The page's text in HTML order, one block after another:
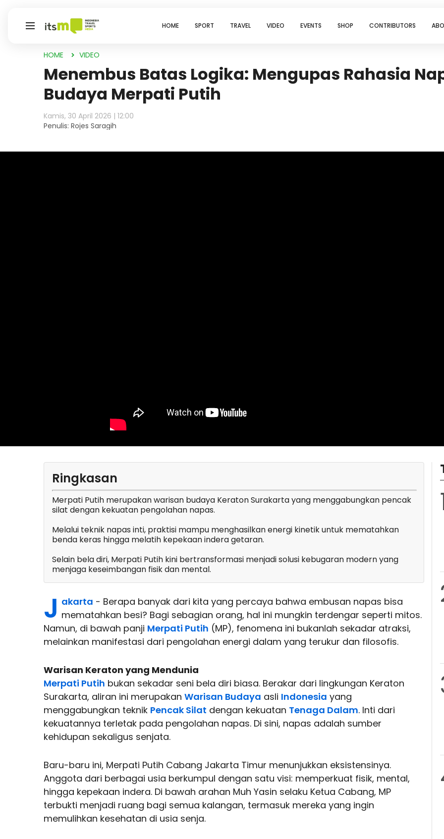
HOME SPORT TRAVEL VIDEO EVENTS SHOP CONTRIBUTORS
HOME VIDEO
Menembus Batas Logika: Mengupas Rahasia
Budaya Merpati Putih
Kamis, 30 April 2026 | 12:00
Penulis: Rojes Saragih
Ringkasan
Merpati Putih merupakan warisan budaya Keraton Surakarta yang menggabungkan pencak
silat dengan kekuatan pengolahan napas.
Melalui teknik napas inti, praktisi mampu menghasilkan energi kinetik untuk mematahkan
benda keras hingga melatih kepekaan indera getaran.
Selain bela diri, Merpati Putih kini bertransformasi menjadi solusi kebugaran modern yang
menjaga keseimbangan fisik dan mental.
J akarta - Berapa banyak dari kita yang percaya bahwa embusan napas bisa
mematahkan besi? Bagi sebagian orang, hal ini mungkin terdengar seperti mitos.
Namun, di bawah panji Merpati Putih (MP), fenomena ini bukanlah sekadar atraksi,
melainkan manifestasi dari pengolahan energi dalam yang terukur dan filosofis.
Warisan Keraton yang Mendunia
Merpati Putih bukan sekadar seni bela diri biasa. Berakar dari lingkungan Keraton
Surakarta, aliran ini merupakan Warisan Budaya asli Indonesia yang
menggabungkan teknik Pencak Silat dengan kekuatan Tenaga Dalam. Inti dari
kekuatannya terletak pada pengolahan napas. Di sini, napas adalah sumber
kehidupan sekaligus senjata.
Baru-baru ini, Merpati Putih Cabang Jakarta Timur menunjukkan eksistensinya.
Anggota dari berbagai usia berkumpul dengan satu visi: memperkuat fisik, mental,
hingga kepekaan indera. Di bawah arahan Muh Yasin selaku Ketua Cabang, MP
terbukti menjadi ruang bagi semua kalangan, termasuk mereka yang ingin
memulihkan kesehatan di usia senja.